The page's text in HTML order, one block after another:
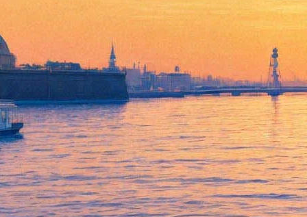
Версия для печати
Продюсер «50 оттенков серого», «Социальной сети» и
«Капитана Филлипса» Майкл Де Лука купил права на
адаптацию знаменитой российской компьютерной игры в
формате шутер от первого лица – «Метро 2033». По
замыслу Де Лука, экранизация истории про
постапокалиптическое московское метро должна положить
начало новой многообещающей франшизе в духе
«Безумного Макса» или «Голодных игр».